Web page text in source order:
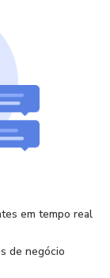
em tempo real
de negócio